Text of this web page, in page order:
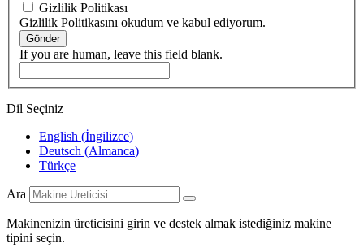
Gizlilik Politikası
Gizlilik Politikasını okudum ve kabul ediyorum.
Gönder
If you are human, leave this field blank.
Dil Seçiniz
English (İngilizce)
Deutsch (Almanca)
Türkçe
Ara
Makinenizin üreticisini girin ve destek almak istediğiniz makine
tipini seçin.